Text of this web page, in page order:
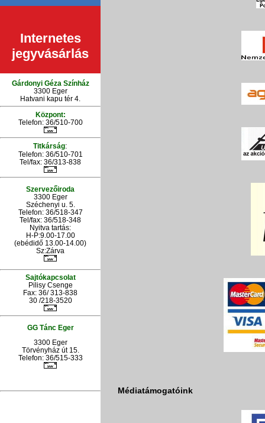
Internetes
jegyvásárlás
Gárdonyi Géza Színház
3300 Eger
Hatvani kapu tér 4.
Központ:
Telefon: 36/510-700
Titkárság:
Telefon: 36/510-701
Tel/fax: 36/313-838
Szervezőiroda
3300 Eger
Széchenyi u. 5.
Telefon: 36/518-347
Tel/fax: 36/518-348
Nyitva tartás:
H-P:9.00-17.00
(ebédidő 13.00-14.00)
Sz:Zárva
Sajtókapcsolat
Pilisy Csenge
Fax: 36/ 313-838
30 /218-3520
GG Tánc Eger
3300 Eger
Törvényház út 15.
Telefon: 36/515-333
Médiatámogatóink